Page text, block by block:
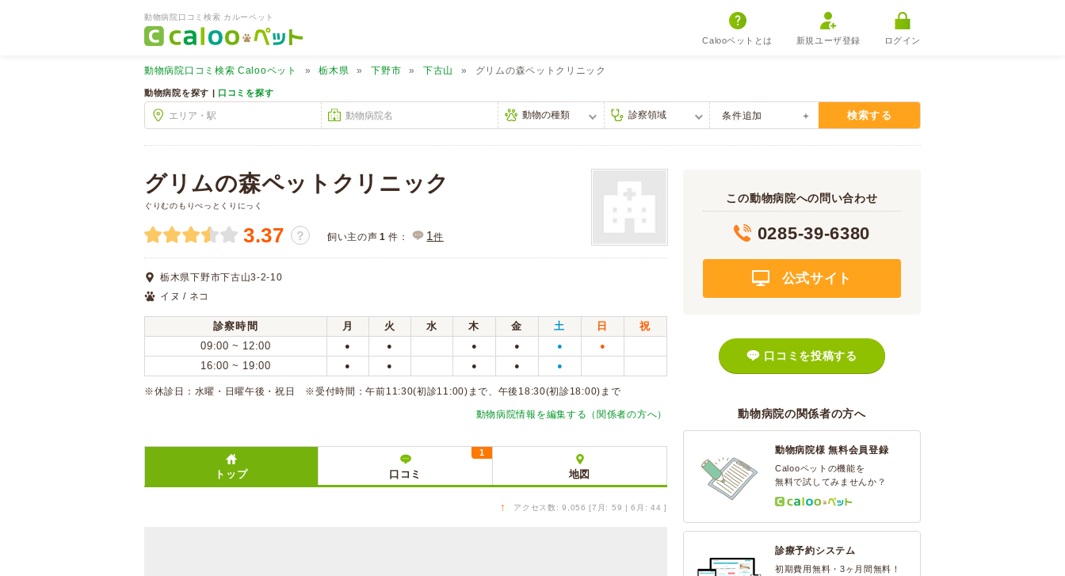
動物病院口コミ検索 カルーペット
Calooペットとは 新規ユーザ登録 ログイン
動物病院口コミ検索 Calooペット 栃木県 下野市 下古山 グリムの森ペットクリニック
動物病院を探す | 口コミを探す
条件追加 検索する
グリムの森ペットクリニック
ぐりむのもりぺっとくりにっく
3.37 ？ 飼い主の声 1 件： 1件
栃木県下野市下古山3-2-10
イヌ / ネコ
診察時間 月 火 水 木 金 土 日
祝
09:00 ~ 12:00
● ● ● ● ● ●
16:00 ~ 19:00 ● ● ● ● ●
※休診日：水曜・日曜午後・祝日 ※受付時間：午前11:30(初診11:00)まで、午後18:30(初診18:00)まで
動物病院情報を編集する（関係者の方へ）
トップ 口コミ
1
地図
↑ アクセス数: 9,056 [7月: 59 | 6月: 44 ]
この動物病院への問い合わせ
0285-39-6380
公式サイト
口コミを投稿する
動物病院の関係者の方へ
動物病院様 無料会員登録
Calooペットの機能を
無料で試してみませんか？
診療予約システム
初期費用無料・3ヶ月間無料！